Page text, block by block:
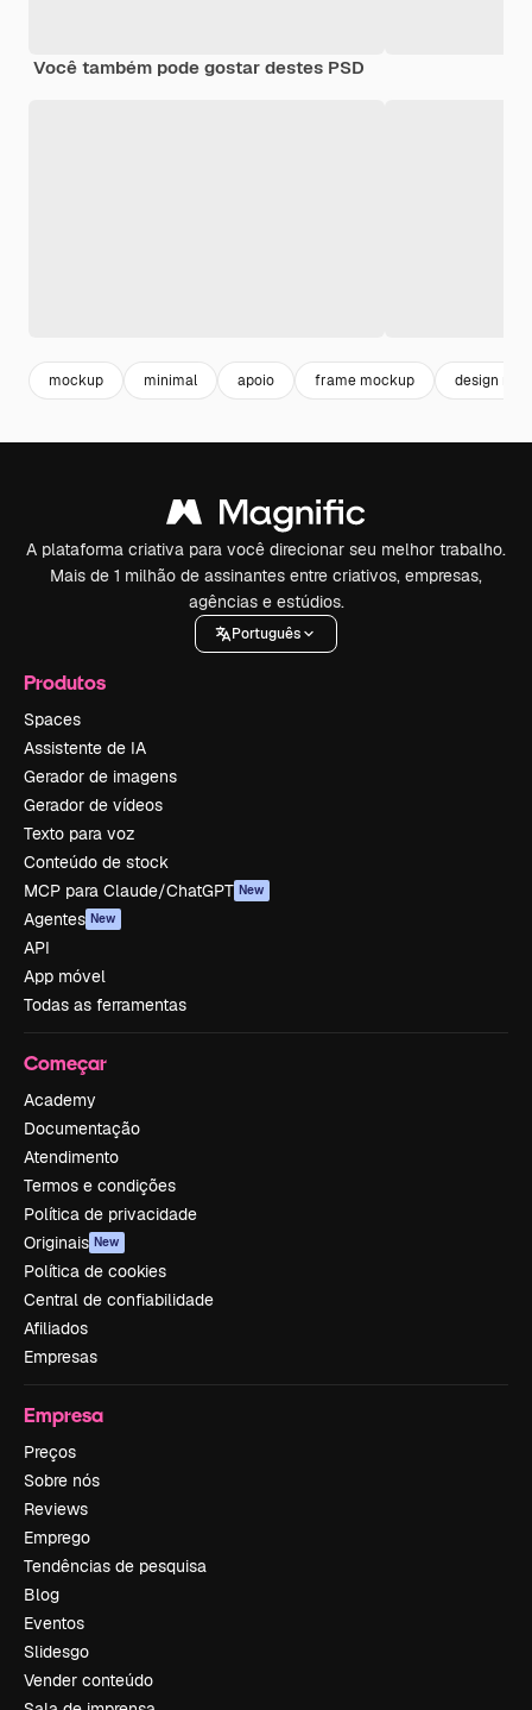
Você também pode gostar destes PSD
mockup minimal apoio frame mockup design
A plataforma criativa para você direcionar seu melhor trabalho.
Mais de 1 milhão de assinantes entre criativos, empresas,
agências e estúdios.
Português
Produtos
Spaces
Assistente de IA
Gerador de imagens
Gerador de vídeos
Texto para voz
Conteúdo de stock
MCP para Claude/ChatGPT New
Agentes New
API
App móvel
Todas as ferramentas
Começar
Academy
Documentação
Atendimento
Termos e condições
Política de privacidade
Originais New
Política de cookies
Central de confiabilidade
Afiliados
Empresas
Empresa
Preços
Sobre nós
Reviews
Emprego
Tendências de pesquisa
Blog
Eventos
Slidesgo
Vender conteúdo